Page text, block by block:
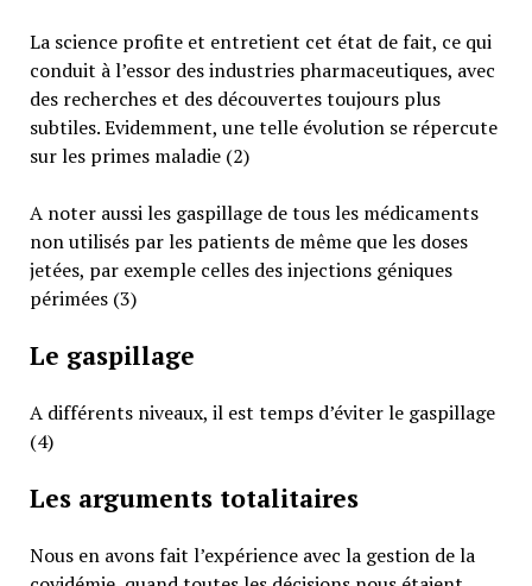
La science profite et entretient cet état de fait, ce qui
conduit à l’essor des industries pharmaceutiques, avec
des recherches et des découvertes toujours plus
subtiles. Evidemment, une telle évolution se répercute
sur les primes maladie (2)
A noter aussi les gaspillage de tous les médicaments
non utilisés par les patients de même que les doses
jetées, par exemple celles des injections géniques
périmées (3)
Le gaspillage
A différents niveaux, il est temps d’éviter le gaspillage
(4)
Les arguments totalitaires
Nous en avons fait l’expérience avec la gestion de la